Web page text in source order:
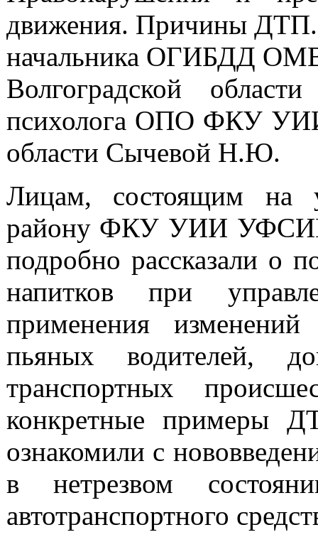
движения. Причины ДТП.
начальника ОГИБДД
Волгоградской
психолога ОПО ФКУ
области Сычевой Н.Ю.
Лицам, состоящим на
району ФКУ УИИ УФСИН
подробно рассказали о
напитков при
применения изменений
пьяных водителей,
транспортных
конкретные примеры
ознакомили с
в нетрезвом
автотранспортного